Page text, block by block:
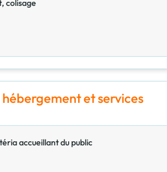
colisage
et services
accueillant du public